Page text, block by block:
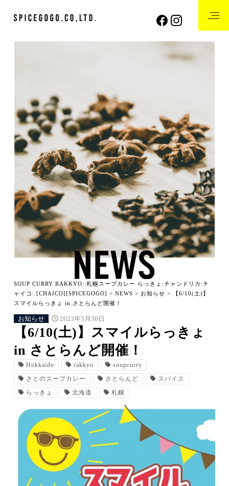
SOUP CURRY RAKKYO::札幌スープカレー らっきょ:チャンドリカ:チ
ャイコ::[CHAICO][SPICEGOGO] >NEWS > お知らせ >
【6/10(土)】
スマイルらっきょ in さとらんど開催！
お知らせ 2023年5月30日
【6/10(土)】スマイルらっきょ
in さとらんど開催！
Hokkaido rakkyo
soupcurry
さとのスープカレー
さとらんど
スパイス
らっきょ
北海道 札幌